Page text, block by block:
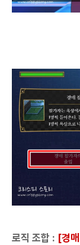
로직 조합 : [경